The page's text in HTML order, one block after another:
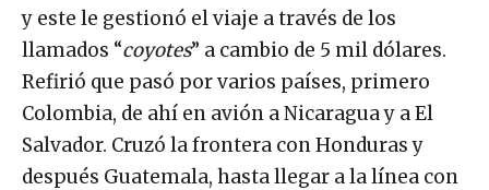
y este le gestionó el viaje a través de los
llamados “coyotes” a cambio de 5 mil dólares.
Refirió que pasó por varios países, primero
Colombia, de ahí en avión a Nicaragua y a El
Salvador. Cruzó la frontera con Honduras y
después Guatemala, hasta llegar a la línea con